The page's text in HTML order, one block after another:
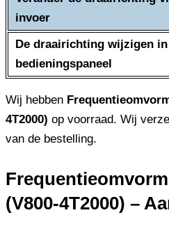
invoer
De draairichting wijzigen
bedieningspaneel
Wij hebben
4T2000) op voorraad. Wij
van de bestelling.
(V800-4T2000) –